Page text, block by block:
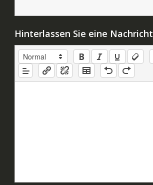
Hinterlassen Sie eine Nachricht